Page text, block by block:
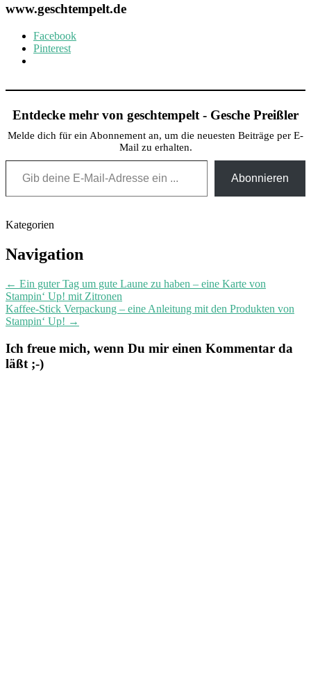
www.geschtempelt.de
Facebook
Pinterest
Entdecke mehr von geschtempelt - Gesche Preißler
Melde dich für ein Abonnement an, um die neuesten Beiträge per E-
Mail zu erhalten.
Gib deine E-Mail-Adresse ein ...
Abonnieren
Kategorien
Post
Navigation
← Ein guter Tag um gute Laune zu haben – eine Karte von
Stampin‘ Up! mit Zitronen
Kaffee-Stick Verpackung – eine Anleitung mit den Produkten von
Stampin‘ Up! →
Ich freue mich, wenn Du mir einen Kommentar da
läßt ;-)